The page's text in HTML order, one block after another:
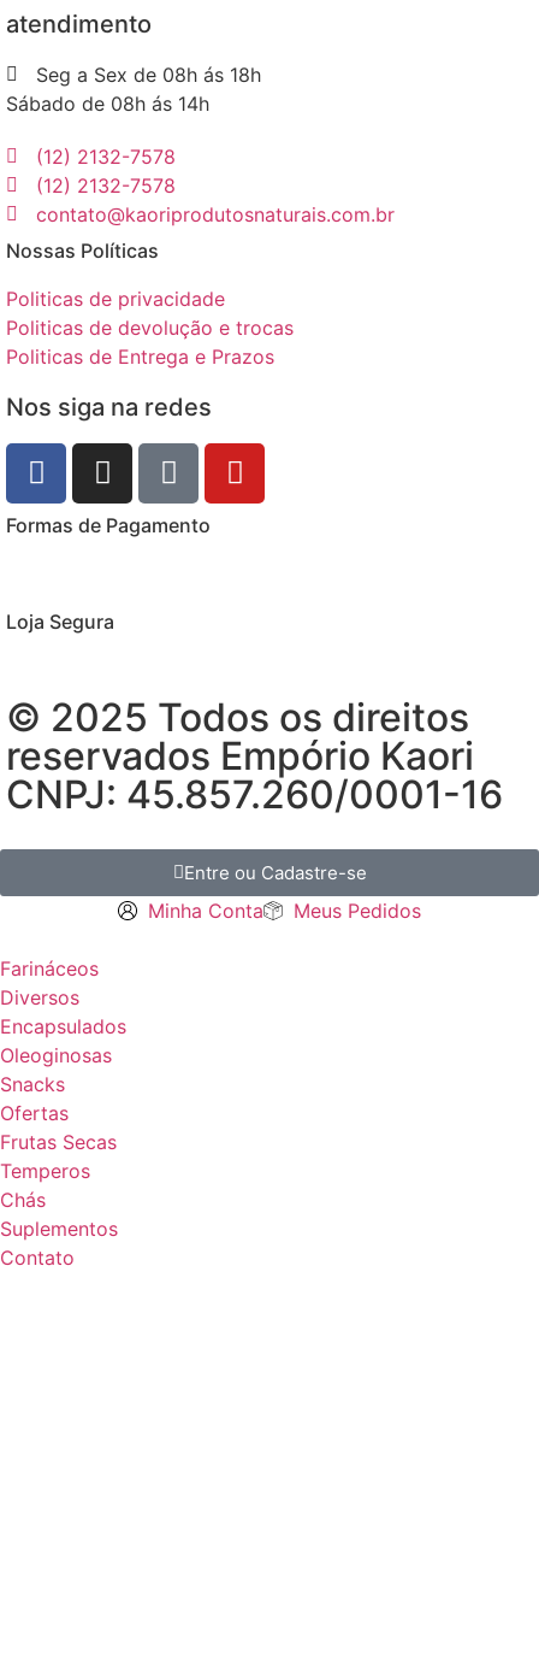
atendimento
Seg a Sex de 08h ás 18h
Sábado de 08h ás 14h
(12) 2132-7578
(12) 2132-7578
contato@kaoriprodutosnaturais.com.br
Nossas Políticas
Politicas de privacidade
Politicas de devolução e trocas
Politicas de Entrega e Prazos
Nos siga na redes
Formas de Pagamento
Loja Segura
© 2025 Todos os direitos
reservados Empório Kaori
CNPJ: 45.857.260/0001-16
Entre ou Cadastre-se
Minha Conta Meus Pedidos
Farináceos
Diversos
Encapsulados
Oleoginosas
Snacks
Ofertas
Frutas Secas
Temperos
Chás
Suplementos
Contato